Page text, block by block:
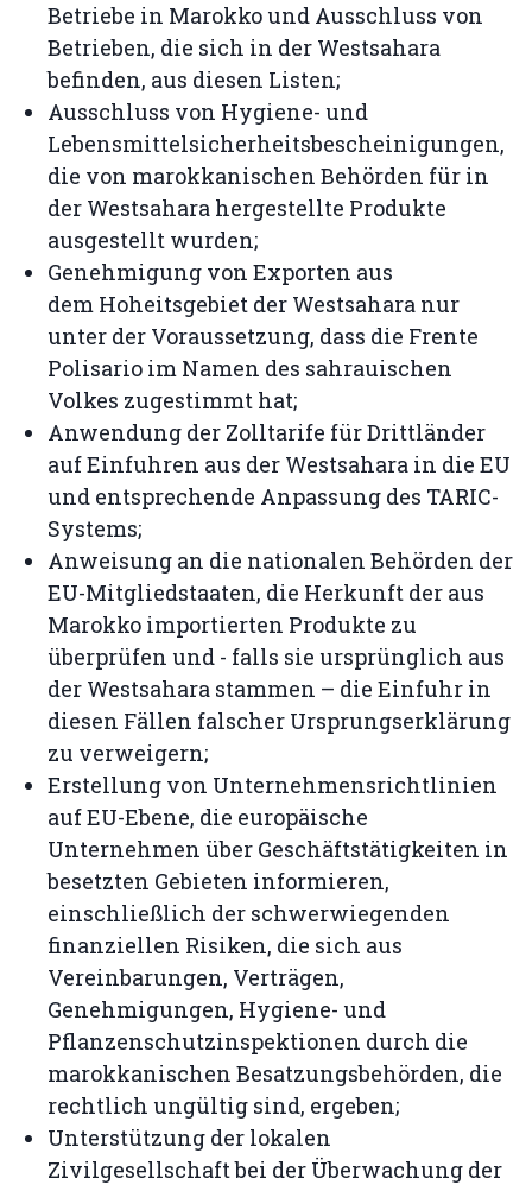
Betriebe in Marokko und Ausschluss von
Betrieben, die sich in der Westsahara
befinden, aus diesen Listen;
Ausschluss von Hygiene- und
Lebensmittelsicherheitsbescheinigungen,
die von marokkanischen Behörden für in
der Westsahara hergestellte Produkte
ausgestellt wurden;
Genehmigung von Exporten aus
dem Hoheitsgebiet der Westsahara nur
unter der Voraussetzung, dass die Frente
Polisario im Namen des sahrauischen
Volkes zugestimmt hat;
Anwendung der Zolltarife für Drittländer
auf Einfuhren aus der Westsahara in die EU
und entsprechende Anpassung des TARIC-
Systems;
Anweisung an die nationalen Behörden der
EU-Mitgliedstaaten, die Herkunft der aus
Marokko importierten Produkte zu
überprüfen und - falls sie ursprünglich aus
der Westsahara stammen – die Einfuhr in
diesen Fällen falscher Ursprungserklärung
zu verweigern;
Erstellung von Unternehmensrichtlinien
auf EU-Ebene, die europäische
Unternehmen über Geschäftstätigkeiten in
besetzten Gebieten informieren,
einschließlich der schwerwiegenden
finanziellen Risiken, die sich aus
Vereinbarungen, Verträgen,
Genehmigungen, Hygiene- und
Pflanzenschutzinspektionen durch die
marokkanischen Besatzungsbehörden, die
rechtlich ungültig sind, ergeben;
Unterstützung der lokalen
Zivilgesellschaft bei der Überwachung der